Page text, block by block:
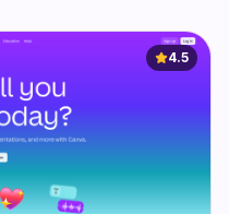
4.5